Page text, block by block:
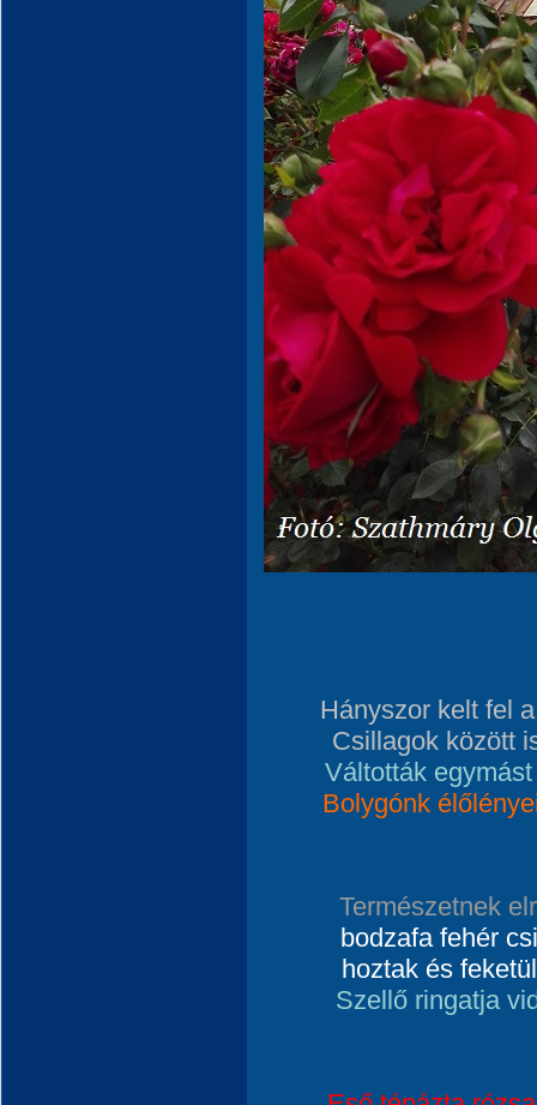
Hányszor kelt fel
Csillagok között
Váltották
Bolygónk
Természetnek
bodzafa fehér
hoztak és
Szellő ringatja